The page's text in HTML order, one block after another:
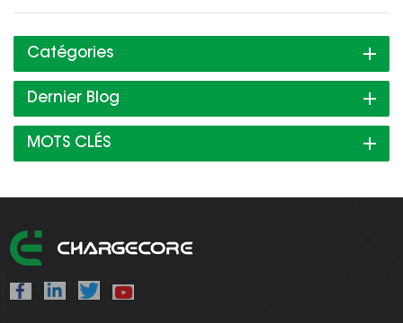
Catégories
Dernier Blog
MOTS CLÉS